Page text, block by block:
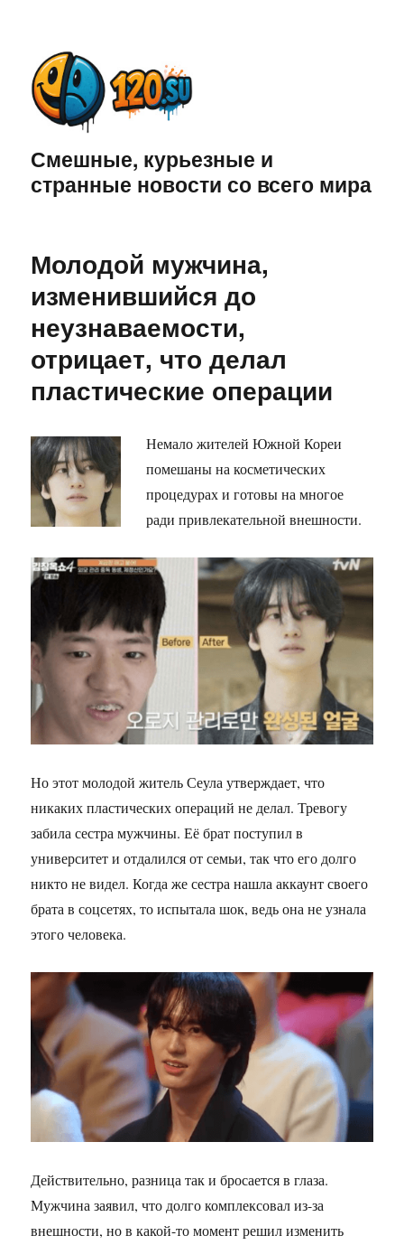
Смешные, курьезные и
странные новости со всего мира
Молодой мужчина,
изменившийся до
неузнаваемости,
отрицает, что делал
пластические операции
Немало жителей Южной Кореи
помешаны на косметических
процедурах и готовы на многое
ради привлекательной внешности.
Но этот молодой житель Сеула утверждает, что
никаких пластических операций не делал. Тревогу
забила сестра мужчины. Её брат поступил в
университет и отдалился от семьи, так что его долго
никто не видел. Когда же сестра нашла аккаунт своего
брата в соцсетях, то испытала шок, ведь она не узнала
этого человека.
Действительно, разница так и бросается в глаза.
Мужчина заявил, что долго комплексовал из-за
внешности, но в какой-то момент решил изменить